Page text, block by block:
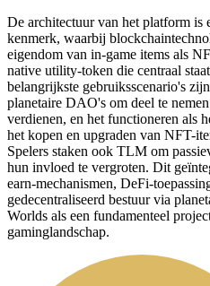
De architectuur van het platform is
kenmerk, waarbij
eigendom van in-game items als
native utility-token die centraal
belangrijkste gebruiksscenario's
planetaire DAO's om deel te
verdienen, en het functioneren als
het kopen en upgraden van NFT-
Spelers staken ook TLM om
hun invloed te vergroten. Dit
earn-mechanismen, DeFi-
gedecentraliseerd bestuur via
Worlds als een fundamenteel
gaminglandschap.